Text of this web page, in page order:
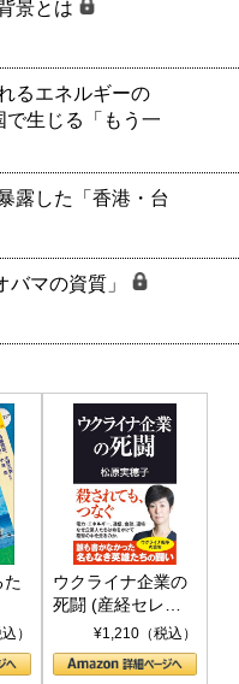
景とは
るエネルギーの
で生じる「もう一
露した「香港・台
バマの資質」
た
）
ウクライナ企業の
死闘 (産経セレク
ト S 039)¥1,210（税込）